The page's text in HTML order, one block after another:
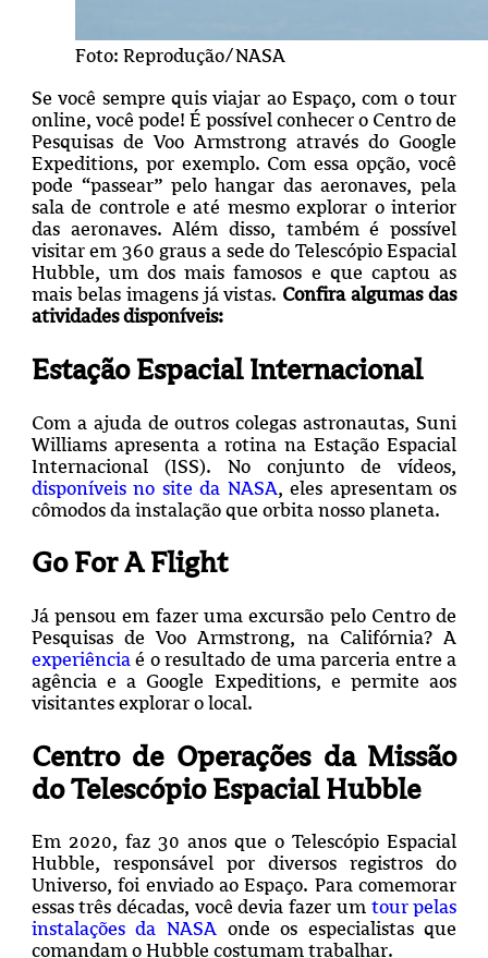
Foto: Reprodução/NASA
Se você sempre quis viajar ao Espaço, com o tour
online, você pode! É possível conhecer o Centro de
Pesquisas de Voo Armstrong através do Google
Expeditions, por exemplo. Com essa opção, você
pode “passear” pelo hangar das aeronaves, pela
sala de controle e até mesmo explorar o interior
das aeronaves. Além disso, também é possível
visitar em 360 graus a sede do Telescópio Espacial
Hubble, um dos mais famosos e que captou as
mais belas imagens já vistas. Confira algumas das
atividades disponíveis:
Estação Espacial Internacional
Com a ajuda de outros colegas astronautas, Suni
Williams apresenta a rotina na Estação Espacial
Internacional (ISS). No conjunto de vídeos,
disponíveis no site da NASA, eles apresentam os
cômodos da instalação que orbita nosso planeta.
Go For A Flight
Já pensou em fazer uma excursão pelo Centro de
Pesquisas de Voo Armstrong, na Califórnia? A
experiênciaé o resultado de uma parceria entre a
agência e a Google Expeditions, e permite aos
visitantes explorar o local.
Centro de Operações da Missão
do Telescópio Espacial Hubble
Em 2020, faz 30 anos que o Telescópio Espacial
Hubble, responsável por diversos registros do
Universo, foi enviado ao Espaço. Para comemorar
essas três décadas, você devia fazer um tour pelas
instalações da NASAonde os especialistas que
comandam o Hubble costumam trabalhar.